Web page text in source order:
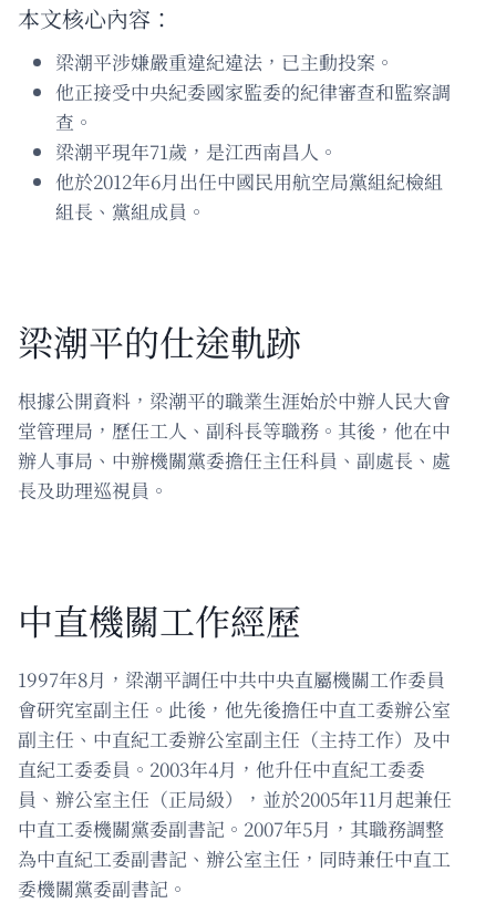
本文核心內容：
梁潮平涉嫌嚴重違紀違法，已主動投案。
他正接受中央紀委國家監委的紀律審查和監察調
查。
梁潮平現年71歲，是江西南昌人。
他於2012年6月出任中國民用航空局黨組紀檢組
組長、黨組成員。
梁潮平的仕途軌跡
根據公開資料，梁潮平的職業生涯始於中辦人民大會
堂管理局，歷任工人、副科長等職務。其後，他在中
辦人事局、中辦機關黨委擔任主任科員、副處長、處
長及助理巡視員。
中直機關工作經歷
1997年8月，梁潮平調任中共中央直屬機關工作委員
會研究室副主任。此後，他先後擔任中直工委辦公室
副主任、中直紀工委辦公室副主任（主持工作）及中
直紀工委委員。2003年4月，他升任中直紀工委委
員、辦公室主任（正局級），並於2005年11月起兼任
中直工委機關黨委副書記。2007年5月，其職務調整
為中直紀工委副書記、辦公室主任，同時兼任中直工
委機關黨委副書記。